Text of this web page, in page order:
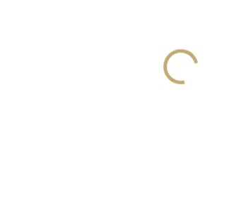
Objavte